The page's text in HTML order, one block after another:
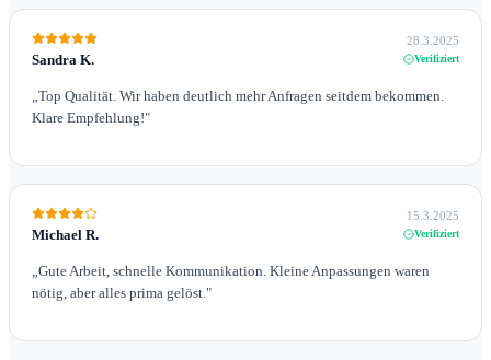
Sandra K.
28.3.2025
Verifiziert
„Top Qualität. Wir haben deutlich mehr Anfragen seitdem bekommen.
Klare Empfehlung!"
Michael R.
15.3.2025
Verifiziert
„Gute Arbeit, schnelle Kommunikation. Kleine Anpassungen waren
nötig, aber alles prima gelöst."